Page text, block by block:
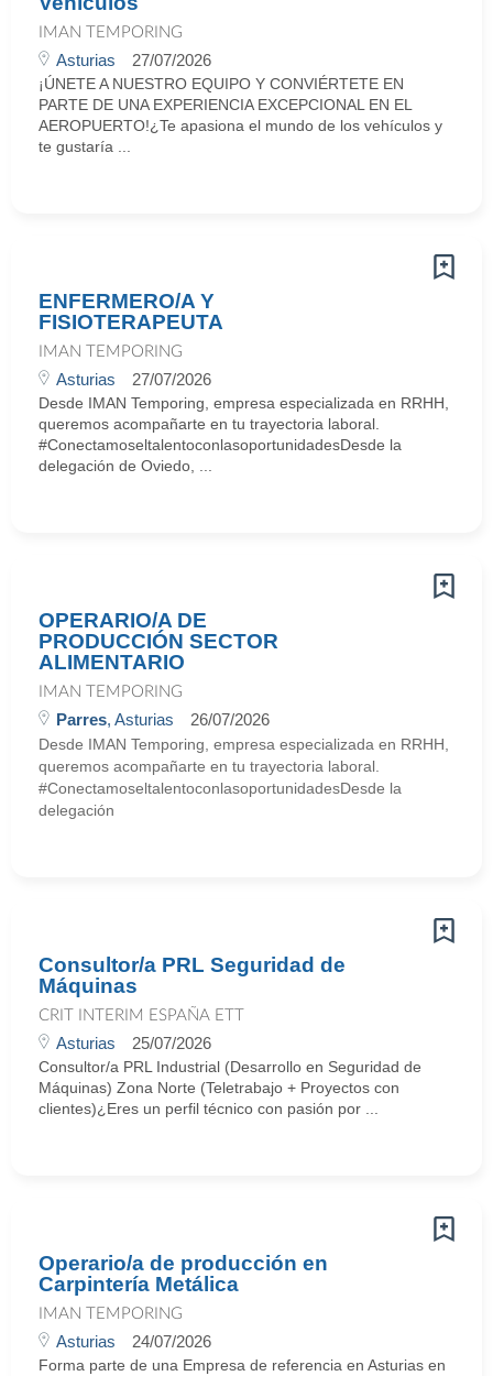
IMAN TEMPORING
Asturias 27/07/2026
¡ÚNETE A NUESTRO EQUIPO Y CONVIÉRTETE EN
PARTE DE UNA EXPERIENCIA EXCEPCIONAL EN EL
AEROPUERTO!¿Te apasiona el mundo de los vehículos y
te gustaría ...
ENFERMERO/A Y
FISIOTERAPEUTA
IMAN TEMPORING
Asturias 27/07/2026
Desde IMAN Temporing, empresa especializada en RRHH,
queremos acompañarte en tu trayectoria laboral.
#ConectamoseltalentoconlasoportunidadesDesde la
delegación de Oviedo, ...
OPERARIO/A DE
PRODUCCIÓN SECTOR
ALIMENTARIO
IMAN TEMPORING
Parres, Asturias 26/07/2026
Desde IMAN Temporing, empresa especializada en RRHH,
queremos acompañarte en tu trayectoria laboral.
#ConectamoseltalentoconlasoportunidadesDesde la
delegación
Consultor/a PRL Seguridad de
Máquinas
CRIT INTERIM ESPAÑA ETT
Asturias 25/07/2026
Consultor/a PRL Industrial (Desarrollo en Seguridad de
Máquinas) Zona Norte (Teletrabajo + Proyectos con
clientes)¿Eres un perfil técnico con pasión por ...
Operario/a de producción en
Carpintería Metálica
IMAN TEMPORING
Asturias 24/07/2026
Forma parte de una Empresa de referencia en Asturias en